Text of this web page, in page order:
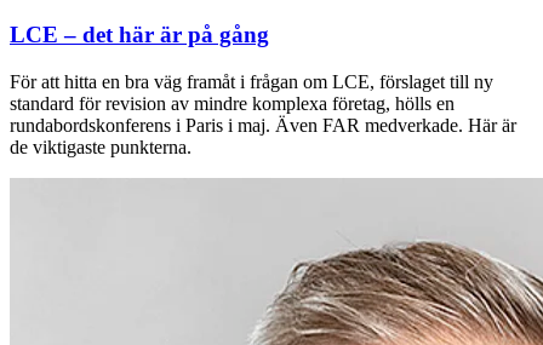
LCE – det här är på gång
För att hitta en bra väg framåt i frågan om LCE, förslaget till ny
standard för revision av mindre komplexa företag, hölls en
rundabordskonferens i Paris i maj. Även FAR medverkade. Här är
de viktigaste punkterna.